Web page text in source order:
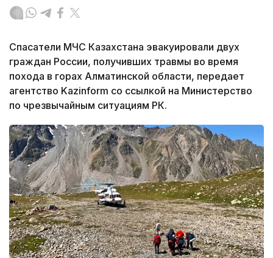
Спасатели МЧС Казахстана эвакуировали двух
граждан России, получивших травмы во время
похода в горах Алматинской области, передает
агентство Kazinform со ссылкой на Министерство
по чрезвычайным ситуациям РК.